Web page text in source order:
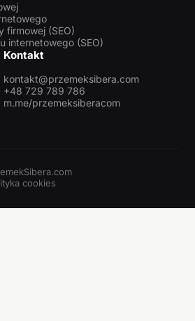
firmowej (SEO)
internetowego (SEO)
Kontakt
kontakt@przemeksibera.com
+48 729 789 786
m.me/przemeksiberacom
cookies